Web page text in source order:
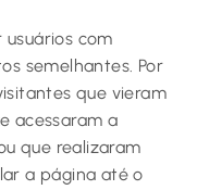
com
semelhantes. Por
que vieram
acessaram a
que realizaram
a página até o